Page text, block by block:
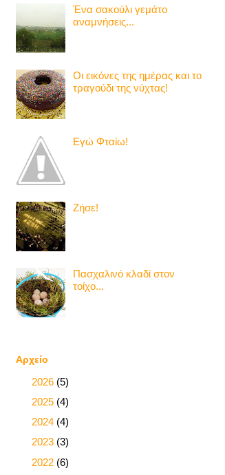
Ένα σακούλι γεμάτο
αναμνήσεις...
Οι εικόνες της ημέρας και το
τραγούδι της νύχτας!
Εγώ Φταίω!
Ζήσε!
Πασχαλινό κλαδί στον
τοίχο...
Αρχείο
2026 (5)
2025 (4)
2024 (4)
2023 (3)
2022 (6)